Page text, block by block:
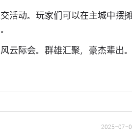
活动。玩家们可以在主城中摆
云际会。群雄汇聚，豪杰辈出
2025-07-